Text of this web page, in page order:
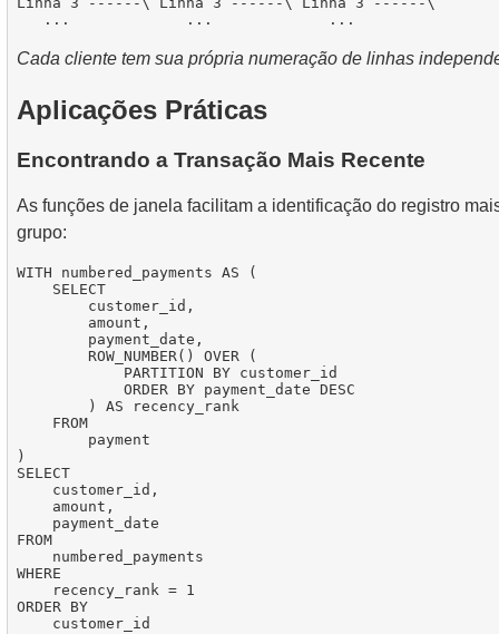
Cada cliente tem sua própria numeração de linhas
Aplicações Práticas
Encontrando a Transação Mais Recente
As funções de janela facilitam a identificação do registro
grupo:
WITH numbered_payments AS (
    SELECT
        customer_id,
        amount,
        payment_date,
        ROW_NUMBER() OVER (
            PARTITION BY customer_id
            ORDER BY payment_date DESC
        ) AS recency_rank
    FROM
        payment
)
SELECT
    customer_id,
    amount,
    payment_date
FROM
    numbered_payments
WHERE
    recency_rank = 1
ORDER BY
    customer_id